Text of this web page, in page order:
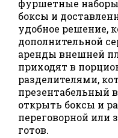
фуршетные
боксы и
удобное решение,
дополнительной
аренды внешней
приходят в
разделителями,
презентабельный
открыть боксы и
переговорной или
готов.